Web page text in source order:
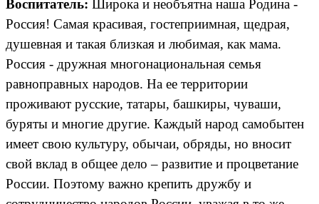
Воспитатель:
Широка и необъятна наша Родина -
Россия! Самая красивая, гостеприимная, щедрая,
душевная и такая близкая и любимая, как мама.
Россия - дружная многонациональная семья
равноправных народов. На ее территории
проживают русские, татары, башкиры, чуваши,
буряты и многие другие. Каждый народ самобытен
имеет свою культуру, обычаи, обряды, но вносит
свой вклад в общее дело – развитие и процветание
России. Поэтому важно крепить дружбу и